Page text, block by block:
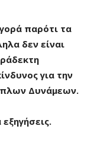
παρότι τα
δεν είναι
για την
Δυνάμεων.